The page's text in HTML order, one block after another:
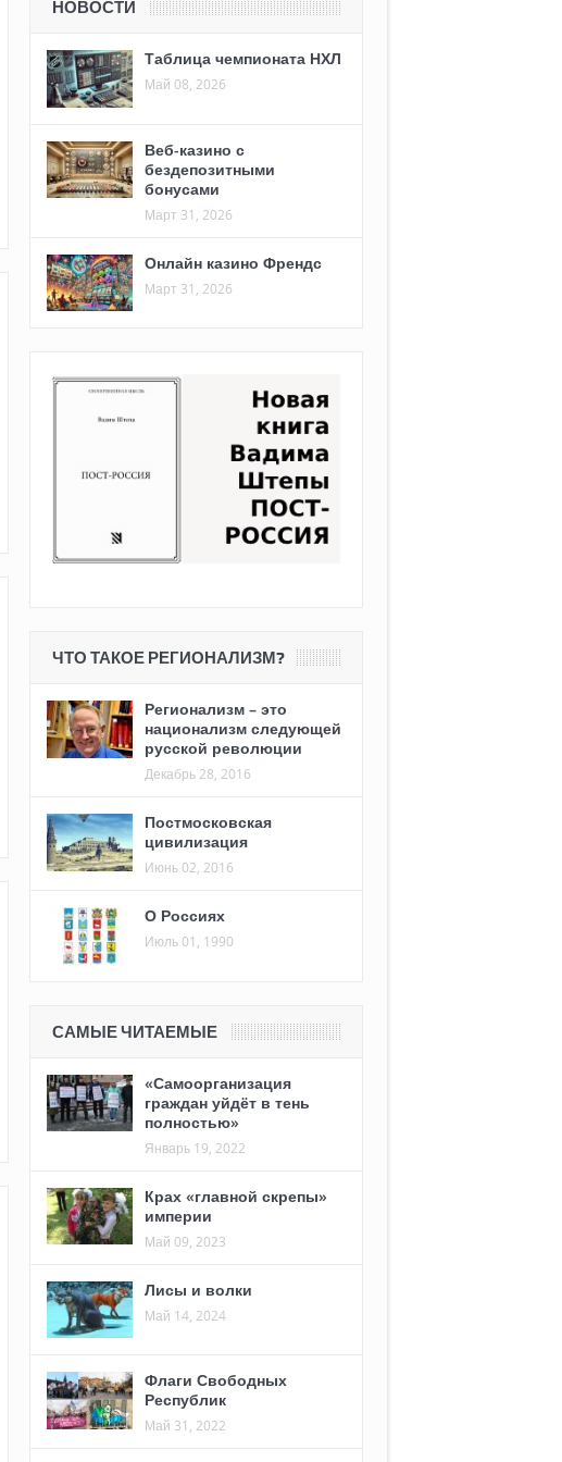
НОВОСТИ
Таблица чемпионата НХЛ
Май 08, 2026
Веб-казино с
бездепозитными
бонусами
Март 31, 2026
Онлайн казино Френдс
Март 31, 2026
ЧТО ТАКОЕ РЕГИОНАЛИЗМ?
Регионализм – это
национализм следующей
русской революции
Декабрь 28, 2016
Постмосковская
цивилизация
Июнь 02, 2016
О Россиях
Июль 01, 1990
САМЫЕ ЧИТАЕМЫЕ
«Самоорганизация
граждан уйдёт в тень
полностью»
Январь 19, 2022
Крах «главной скрепы»
империи
Май 09, 2023
Лисы и волки
Май 14, 2024
Флаги Свободных
Республик
Май 31, 2022